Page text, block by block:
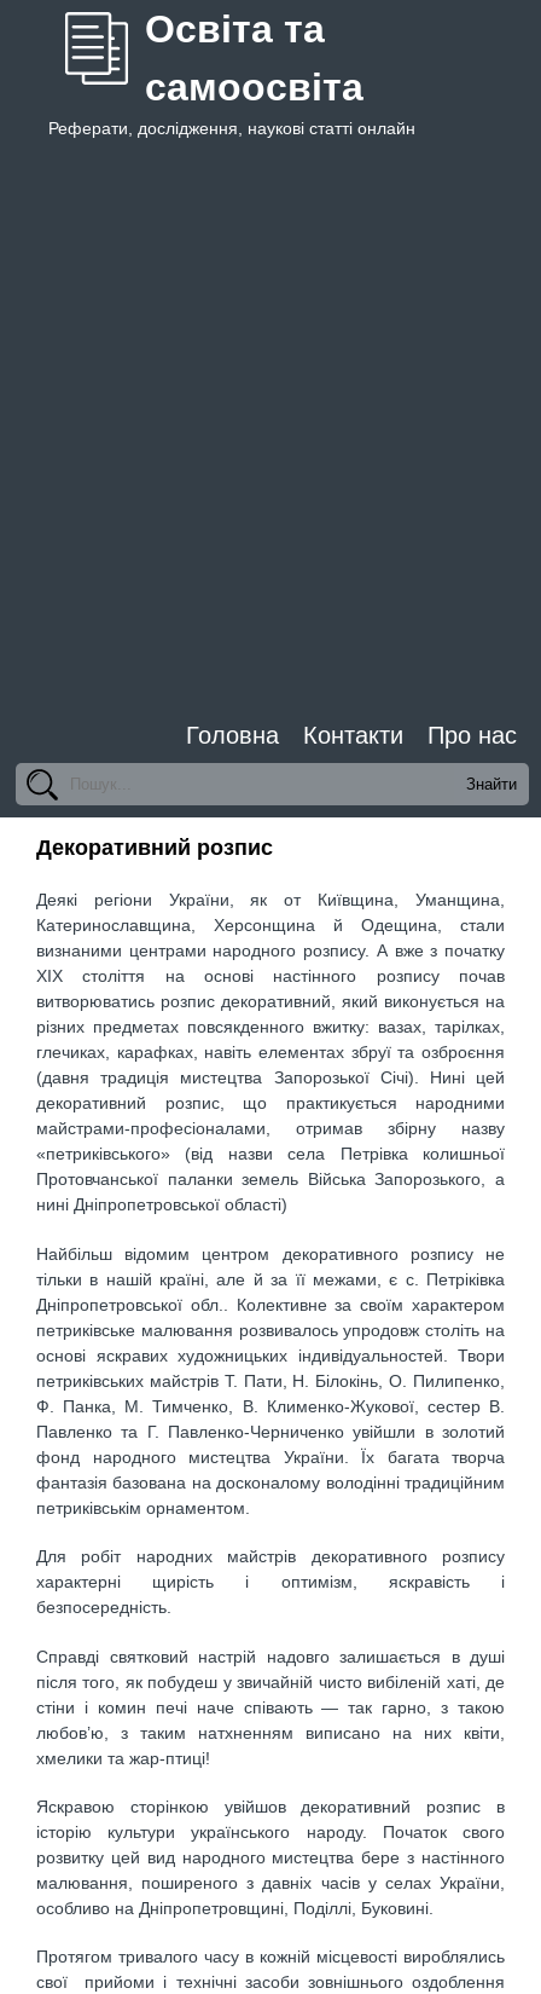
Освіта та
самоосвіта
Реферати, дослідження, наукові статті онлайн
Головна Контакти Про нас
Декоративний розпис
Деякі регіони України, як от Київщина, Уманщина,
Катеринославщина, Херсонщина й Одещина, стали
визнаними центрами народного розпису. А вже з початку
ХІХ століття на основі настінного розпису почав
витворюватись розпис декоративний, який виконується на
різних предметах повсякденного вжитку: вазах, тарілках,
глечиках, карафках, навіть елементах збруї та озброєння
(давня традиція мистецтва Запорозької Січі). Нині цей
декоративний розпис, що практикується народними
майстрами-професіоналами, отримав збірну назву
«петриківського» (від назви села Петрівка колишньої
Протовчанської паланки земель Війська Запорозького, а
нині Дніпропетровської області)
Найбільш відомим центром декоративного розпису не
тільки в нашій країні, але й за її межами, є с. Петріківка
Дніпропетровської обл.. Колективне за своїм характером
петриківське малювання розвивалось упродовж століть на
основі яскравих художницьких індивідуальностей. Твори
петриківських майстрів Т. Пати, Н. Білокінь, О. Пилипенко,
Ф. Панка, М. Тимченко, В. Клименко-Жукової, сестер В.
Павленко та Г. Павленко-Черниченко увійшли в золотий
фонд народного мистецтва України. Їх багата творча
фантазія базована на досконалому володінні традиційним
петриківськім орнаментом.
Для робіт народних майстрів декоративного розпису
характерні щирість і оптимізм, яскравість і
безпосередність.
Справді святковий настрій надовго залишається в душі
після того, як побудеш у звичайній чисто вибіленій хаті, де
стіни і комин печі наче співають — так гарно, з такою
любов’ю, з таким натхненням виписано на них квіти,
хмелики та жар-птиці!
Яскравою сторінкою увійшов декоративний розпис в
історію культури українського народу. Початок свого
розвитку цей вид народного мистецтва бере з настінного
малювання, поширеного з давніх часів у селах України,
особливо на Дніпропетровщині, Поділлі, Буковині.
Протягом тривалого часу в кожній місцевості вироблялись
свої прийоми і технічні засоби зовнішнього оздоблення